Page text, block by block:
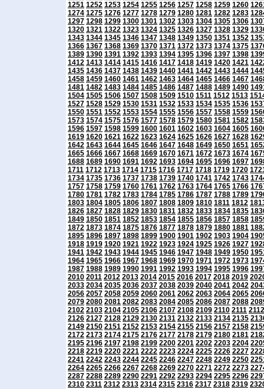
1251 1252 1253 1254 1255 1256 1257 1258 1259 1260
1274 1275 1276 1277 1278 1279 1280 1281 1282 1283
1297 1298 1299 1300 1301 1302 1303 1304 1305 1306
1320 1321 1322 1323 1324 1325 1326 1327 1328 1329
1343 1344 1345 1346 1347 1348 1349 1350 1351 1352
1366 1367 1368 1369 1370 1371 1372 1373 1374 1375
1389 1390 1391 1392 1393 1394 1395 1396 1397 1398
1412 1413 1414 1415 1416 1417 1418 1419 1420 1421
1435 1436 1437 1438 1439 1440 1441 1442 1443 1444
1458 1459 1460 1461 1462 1463 1464 1465 1466 1467
1481 1482 1483 1484 1485 1486 1487 1488 1489 1490
1504 1505 1506 1507 1508 1509 1510 1511 1512 1513
1527 1528 1529 1530 1531 1532 1533 1534 1535 1536
1550 1551 1552 1553 1554 1555 1556 1557 1558 1559
1573 1574 1575 1576 1577 1578 1579 1580 1581 1582
1596 1597 1598 1599 1600 1601 1602 1603 1604 1605
1619 1620 1621 1622 1623 1624 1625 1626 1627 1628
1642 1643 1644 1645 1646 1647 1648 1649 1650 1651
1665 1666 1667 1668 1669 1670 1671 1672 1673 1674
1688 1689 1690 1691 1692 1693 1694 1695 1696 1697
1711 1712 1713 1714 1715 1716 1717 1718 1719 1720
1734 1735 1736 1737 1738 1739 1740 1741 1742 1743
1757 1758 1759 1760 1761 1762 1763 1764 1765 1766
1780 1781 1782 1783 1784 1785 1786 1787 1788 1789
1803 1804 1805 1806 1807 1808 1809 1810 1811 1812
1826 1827 1828 1829 1830 1831 1832 1833 1834 1835
1849 1850 1851 1852 1853 1854 1855 1856 1857 1858
1872 1873 1874 1875 1876 1877 1878 1879 1880 1881
1895 1896 1897 1898 1899 1900 1901 1902 1903 1904
1918 1919 1920 1921 1922 1923 1924 1925 1926 1927
1941 1942 1943 1944 1945 1946 1947 1948 1949 1950
1964 1965 1966 1967 1968 1969 1970 1971 1972 1973
1987 1988 1989 1990 1991 1992 1993 1994 1995 1996
2010 2011 2012 2013 2014 2015 2016 2017 2018 2019
2033 2034 2035 2036 2037 2038 2039 2040 2041 2042
2056 2057 2058 2059 2060 2061 2062 2063 2064 2065
2079 2080 2081 2082 2083 2084 2085 2086 2087 2088
2102 2103 2104 2105 2106 2107 2108 2109 2110 2111 2112
2126 2127 2128 2129 2130 2131 2132 2133 2134 2135
2149 2150 2151 2152 2153 2154 2155 2156 2157 2158
2172 2173 2174 2175 2176 2177 2178 2179 2180 2181
2195 2196 2197 2198 2199 2200 2201 2202 2203 2204
2218 2219 2220 2221 2222 2223 2224 2225 2226 2227
2241 2242 2243 2244 2245 2246 2247 2248 2249 2250
2264 2265 2266 2267 2268 2269 2270 2271 2272 2273
2287 2288 2289 2290 2291 2292 2293 2294 2295 2296
2310 2311 2312 2313 2314 2315 2316 2317 2318 2319